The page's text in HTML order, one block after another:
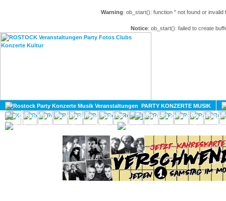
Warning: ob_start(): function '' not found or
Notice: ob_start(): failed to create
PARTY KONZERTE MUSIK
KULTUR
GAY